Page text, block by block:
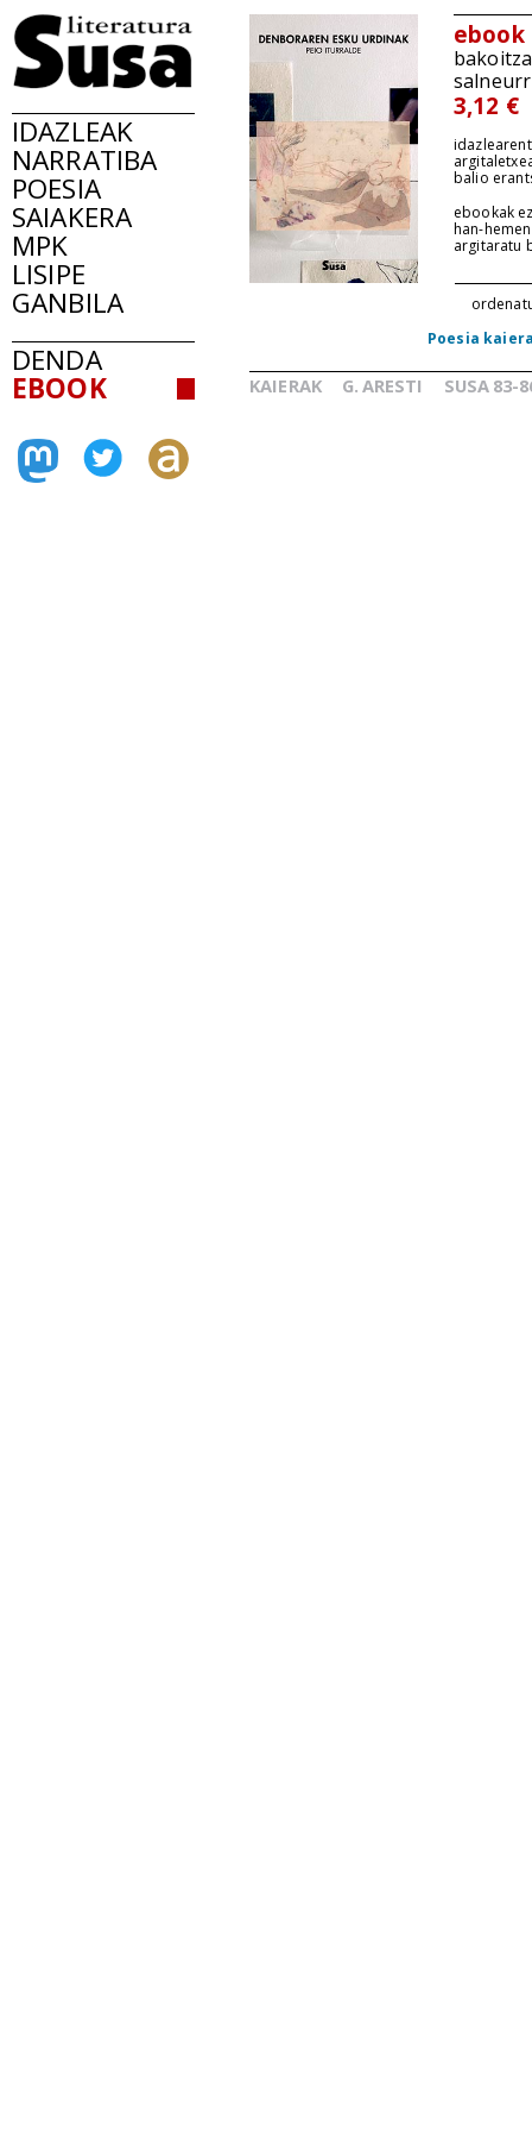
IDAZLEAK
NARRATIBA
POESIA
SAIAKERA
MPK
LISIPE
GANBILA
DENDA
EBOOK
ebook
3,12 €
balio
ebookak
han-
argitaratu
Poesia
KAIERAK G. ARESTI SUSA 83-